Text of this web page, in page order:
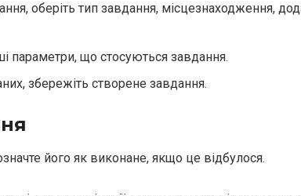
оберіть тип завдання, місцезнаходження,
параметри, що стосуються завдання.
збережіть створене завдання.
його як виконане, якщо це відбулося.